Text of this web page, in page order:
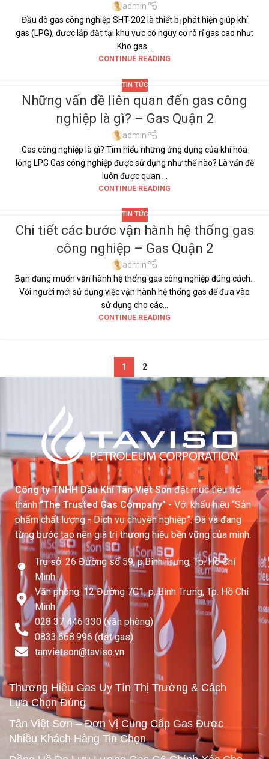
admin
Đầu dò gas công nghiệp SHT-202 là thiết bị phát hiện giúp khí
gas (LPG), được lắp đặt tại khu vực có nguy cơ rò rỉ gas cao như:
Kho gas...
CONTINUE READING
12
TIN TỨC
Những vấn đề liên quan đến gas công
nghiệp là gì? – Gas Quận 2
admin
Gas công nghiệp là gì? Tìm hiểu những ứng dụng của khí hóa
lỏng LPG Gas công nghiệp được sử dụng như thế nào? Là vấn đề
luôn được quan ...
CONTINUE READING
06
TIN TỨC
Chi tiết các bước vận hành hệ thống gas
công nghiệp – Gas Quận 2
admin
Bạn đang muốn vận hành hệ thống gas công nghiệp đúng cách.
Với người mới sử dụng việc vận hành hệ thống gas để đưa vào
sử dụng cho các...
CONTINUE READING
1 2
Công ty TNHH Dầu Khí Tân Việt Sơnđặt mục tiêu trở
thành “The Trusted Gas Company”- Với khẩu hiệu “Sản
phẩm chất lượng - Dịch vụ chuyên nghiệp”. Đã và đang
từng bước tạo nên giá trị thương hiệu bền vững của mình.
Trụ sở: 26 Đường số 59, p.Bình Trưng, Tp. Hồ Chí
Minh
Văn phòng: 12 Đường 7C1, p. Bình Trưng, Tp. Hồ Chí
Minh
028 37 446 330 (văn phòng)
0833.668.996 (đặt gas)
tanvietson@taviso.vn​
Thương Hiệu Gas Uy Tín Thị Trường & Cách
Lựa Chọn Đúng
Tân Việt Sơn – Đơn Vị Cung Cấp Gas Được
Nhiều Khách Hàng Tin Chọn